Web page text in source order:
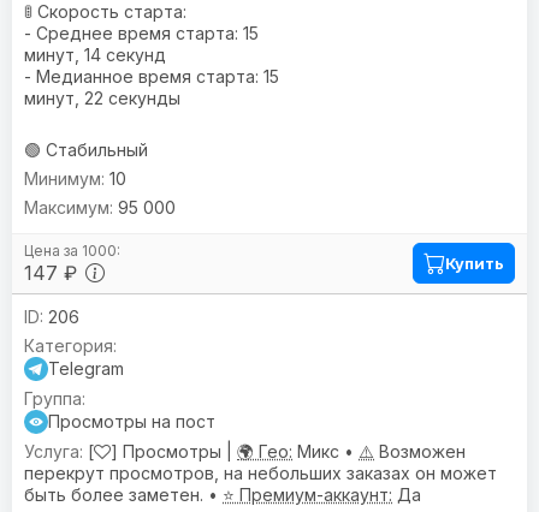
🚦 Скорость старта:
- Среднее время старта: 15
минут, 14 секунд
- Медианное время старта: 15
минут, 22 секунды
🟢 Стабильный
147 ₽
10
95 000
Купить
206
Telegram
Просмотры на пост
[
] Просмотры | 🌍 Гео: Микс • ⚠️ Возможен
перекрут просмотров, на небольших заказах он может
быть более заметен. • ⭐ Премиум-аккаунт: Да